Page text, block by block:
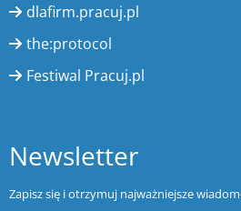
dlafirm.pracuj.pl
the:protocol
Festiwal Pracuj.pl
Newsletter
Zapisz się i otrzymuj najważniejsze